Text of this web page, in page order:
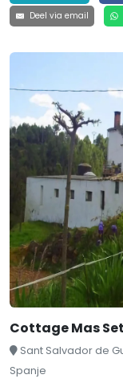
Deel via email
Cottage Mas
Sant Salvador de
Spanje